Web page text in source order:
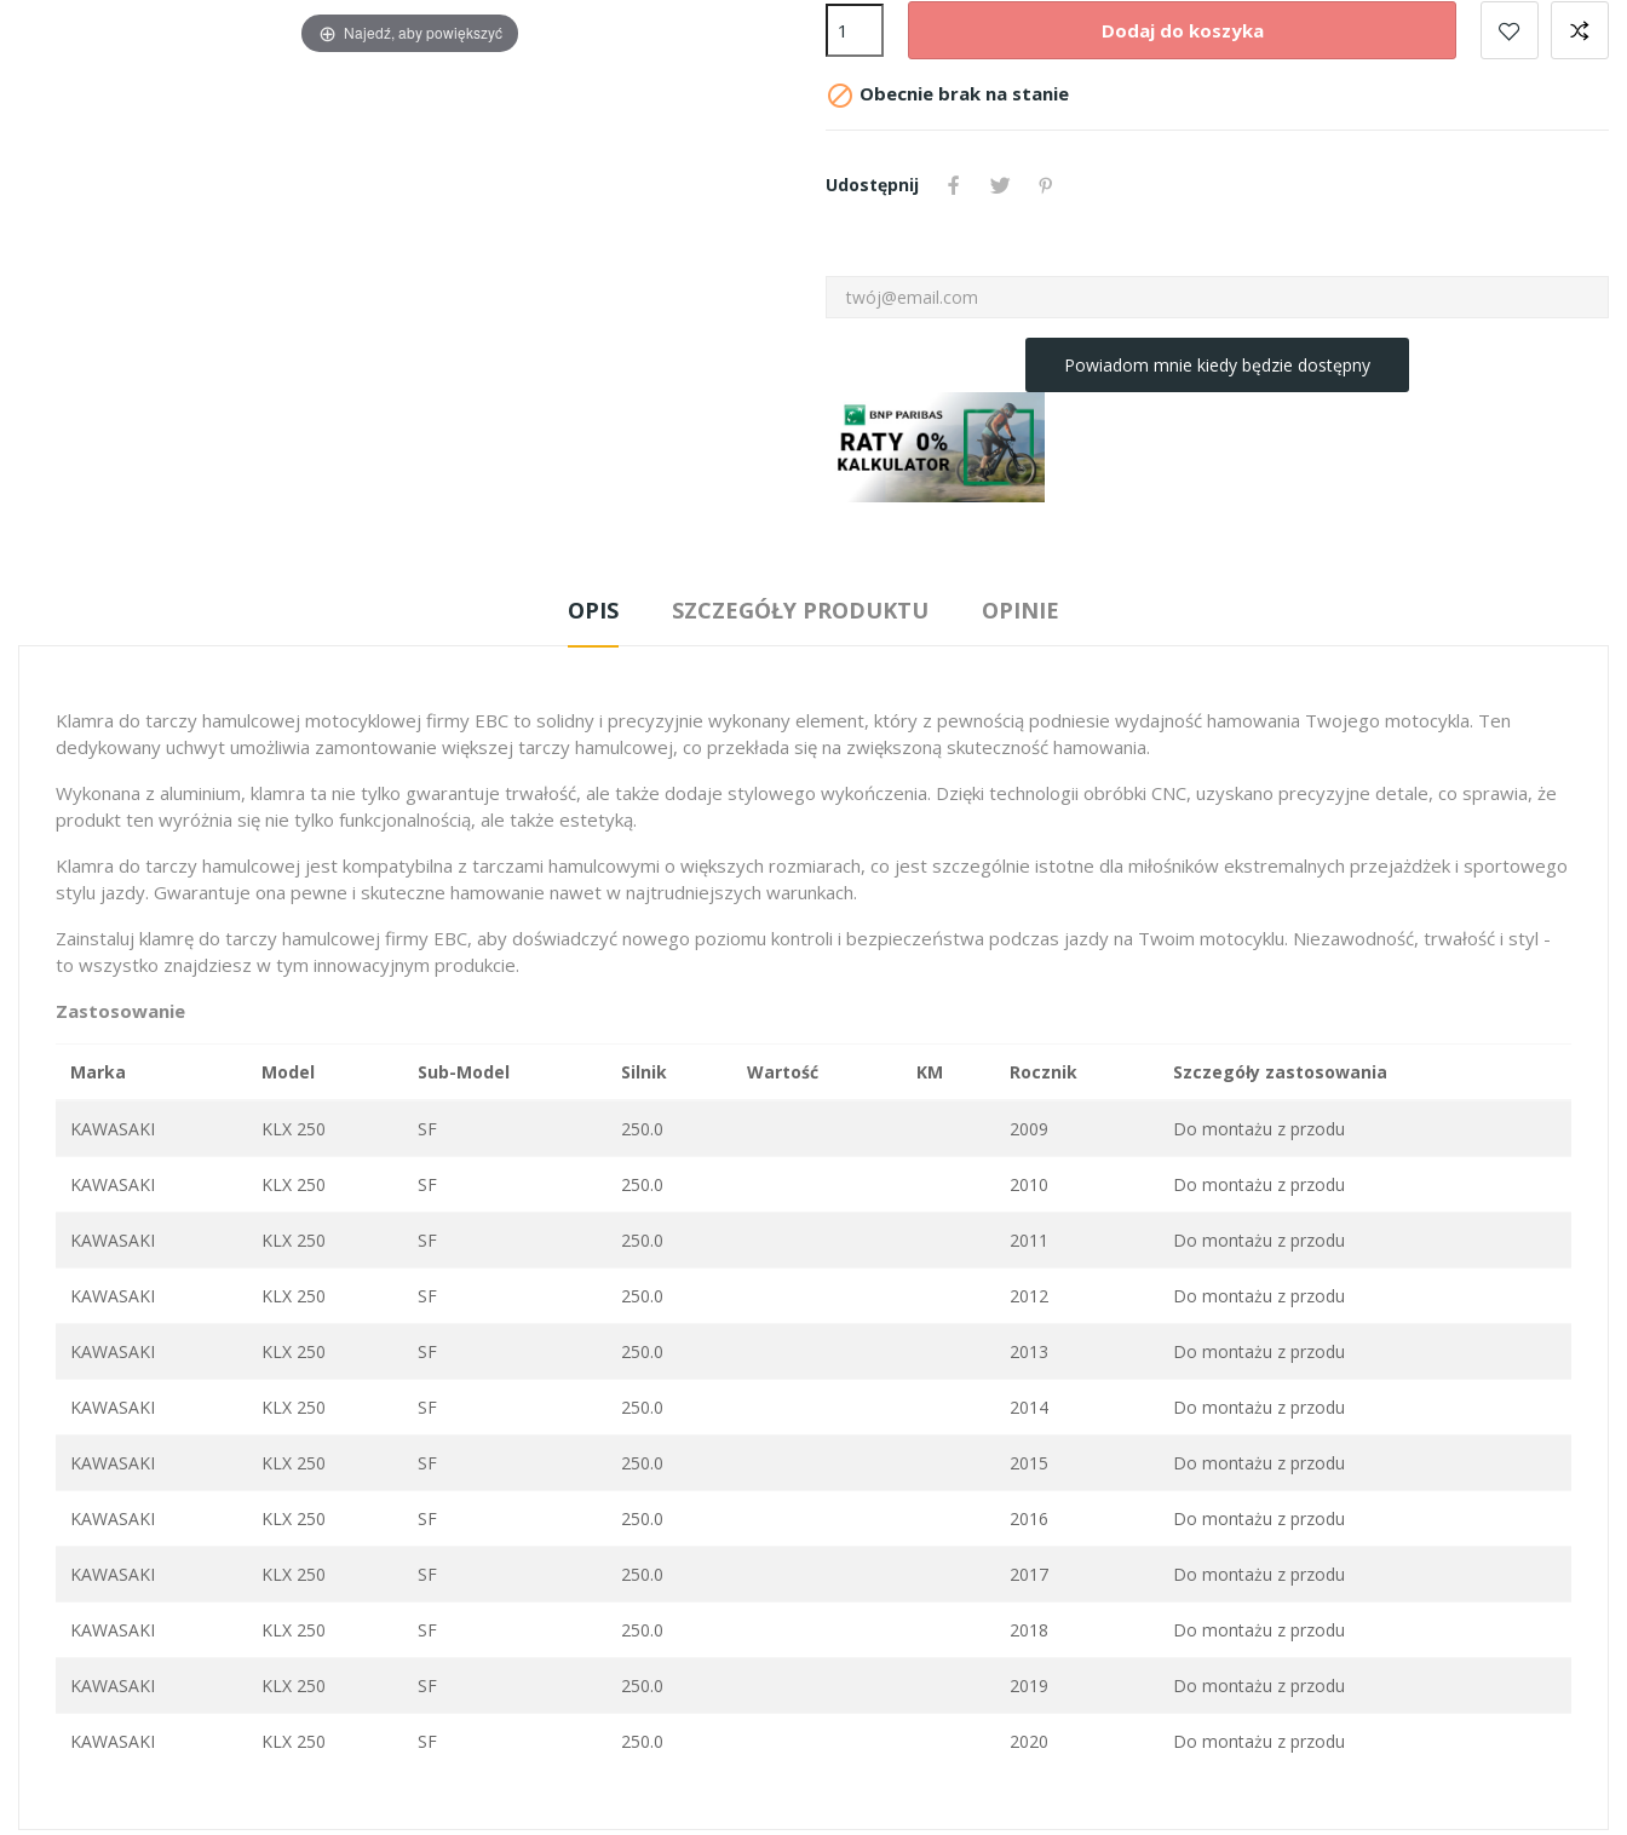
Najedź, aby powiększyć Dodaj do koszyka
 Obecnie brak na stanie
Udostępnij
Powiadom mnie kiedy będzie dostępny
OPIS SZCZEGÓŁY PRODUKTU OPINIE
Klamra do tarczy hamulcowej motocyklowej firmy EBC to solidny i precyzyjnie wykonany element, który z pewnością podniesie wydajność hamowania Twojego motocykla. Ten
dedykowany uchwyt umożliwia zamontowanie większej tarczy hamulcowej, co przekłada się na zwiększoną skuteczność hamowania.
Wykonana z aluminium, klamra ta nie tylko gwarantuje trwałość, ale także dodaje stylowego wykończenia. Dzięki technologii obróbki CNC, uzyskano precyzyjne detale, co sprawia, że
produkt ten wyróżnia się nie tylko funkcjonalnością, ale także estetyką.
Klamra do tarczy hamulcowej jest kompatybilna z tarczami hamulcowymi o większych rozmiarach, co jest szczególnie istotne dla miłośników ekstremalnych przejażdżek i sportowego
stylu jazdy. Gwarantuje ona pewne i skuteczne hamowanie nawet w najtrudniejszych warunkach.
Zainstaluj klamrę do tarczy hamulcowej firmy EBC, aby doświadczyć nowego poziomu kontroli i bezpieczeństwa podczas jazdy na Twoim motocyklu. Niezawodność, trwałość i styl -
to wszystko znajdziesz w tym innowacyjnym produkcie.
Zastosowanie
Marka Model Sub-Model Silnik Wartość KM Rocznik Szczegóły zastosowania
KAWASAKI KLX 250 SF 250.0 2009 Do montażu z przodu
KAWASAKI KLX 250 SF 250.0 2010 Do montażu z przodu
KAWASAKI KLX 250 SF 250.0 2011 Do montażu z przodu
KAWASAKI KLX 250 SF 250.0 2012 Do montażu z przodu
KAWASAKI KLX 250 SF 250.0 2013 Do montażu z przodu
KAWASAKI KLX 250 SF 250.0 2014 Do montażu z przodu
KAWASAKI KLX 250 SF 250.0 2015 Do montażu z przodu
KAWASAKI KLX 250 SF 250.0 2016 Do montażu z przodu
KAWASAKI KLX 250 SF 250.0 2017 Do montażu z przodu
KAWASAKI KLX 250 SF 250.0 2018 Do montażu z przodu
KAWASAKI KLX 250 SF 250.0 2019 Do montażu z przodu
KAWASAKI KLX 250 SF 250.0 2020 Do montażu z przodu